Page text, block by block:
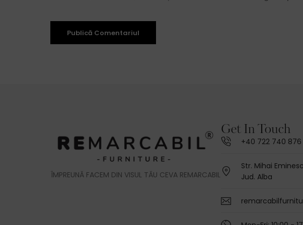
ÎMPREUNĂ FACEM DIN VISUL TĂU CEVA REMARCABIL
Get In Touch
+40 722 740 876
Str. Mihai
Jud. Alba